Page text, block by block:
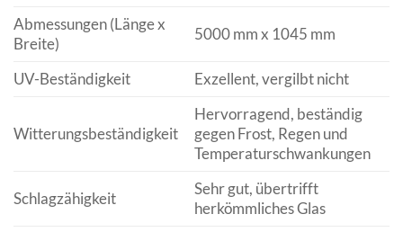
Abmessungen (Länge x
Breite)
5000 mm x 1045 mm
UV-Beständigkeit Exzellent, vergilbt nicht
Witterungsbeständigkeit
Hervorragend, beständig
gegen Frost, Regen und
Temperaturschwankungen
Schlagzähigkeit
Sehr gut, übertrifft
herkömmliches Glas